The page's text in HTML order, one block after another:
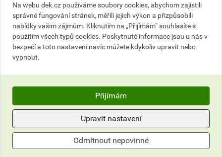
charakteristickým profilem je elegantní a přitom
vysoce účelná. Střešní tašky KMB BETA jsou inovací
osvědčeného a nejžádanějšího tvaru střešní krytiny na
našem trhu. Povrchovou úpravu Prima se zvýšenou
odolností a vysokým leskem tvoří třívrstvá konstrukce
Informace o ceně
Aktuální prodejní cena po slevě 34% z ceníkové ceny
Dokumenty 1
Na webu dek.cz používáme soubory cookies, abychom zajistili
správné fungování stránek, měřili jejich výkon a přizpůsobili
nabídky vašim zájmům. Kliknutím na „Přijímám“ souhlasíte s
použitím všech typů cookies. Poskytnuté informace jsou u nás v
bezpečí a toto nastavení navíc můžete kdykoliv upravit nebo
vypnout.
Přijímám
Upravit nastavení
Odmítnout nepovinné